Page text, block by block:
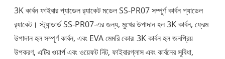
3K কার্বন ফাইবার প্যাডেল র‌্যাকেট মডেল SS-PR07 সম্পূর্ণ কার্বন প্যাডেল
র‌্যাকেট। স্ট্যান্ডার্ড SS-PR07-এর জন্য, মুখের উপাদান হল 3K কার্বন, ফ্রেম
উপাদান হল সম্পূর্ণ কার্বন, এবং EVA মেমরি কোর৷ 3K কার্বন হল জনপ্রিয়
উপকরণ, এটির ওয়ার্প এবং ওয়েফট নিট, ফাইবারগ্লাস এবং কার্বনের সুবিধা,